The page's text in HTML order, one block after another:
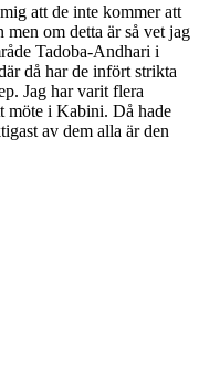
att de inte kommer att
om detta är så vet jag
Tadoba-Andhari i
då har de infört strikta
Jag har varit flera
möte i Kabini. Då hade
av dem alla är den